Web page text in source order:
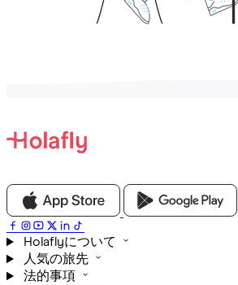
Holaflyについて
人気の旅先
法的事項